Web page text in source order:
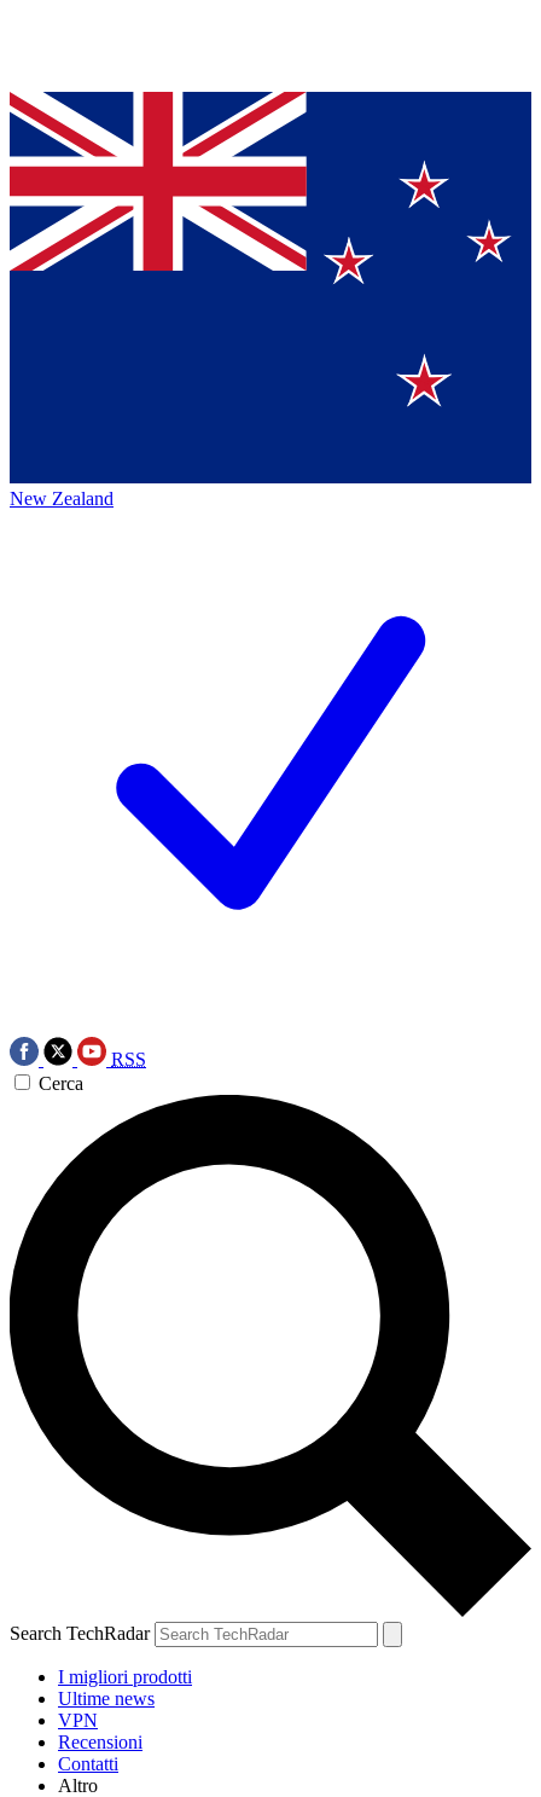
New Zealand
RSS
Cerca
Search TechRadar
I migliori prodotti
Ultime news
VPN
Recensioni
Contatti
Altro